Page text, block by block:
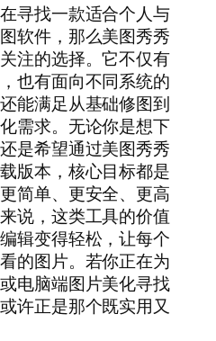
寻找一款适合个人与
软件，那么美图秀秀
注的选择。它不仅有
也有面向不同系统的
能满足从基础修图到
需求。无论你是想下
是希望通过美图秀秀
版本，核心目标都是
简单、更安全、更高
说，这类工具的价值
辑变得轻松，让每个
的图片。若你正在为
电脑端图片美化寻找
许正是那个既实用又